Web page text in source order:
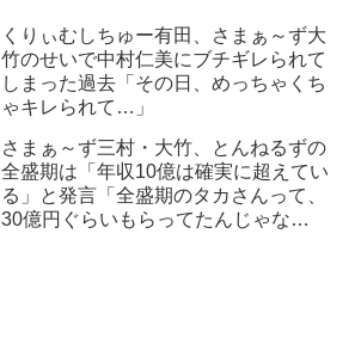
くりぃむしちゅー有田、さまぁ～ず大
竹のせいで中村仁美にブチギレられて
しまった過去「その日、めっちゃくち
ゃキレられて…」
さまぁ～ず三村・大竹、とんねるずの
全盛期は「年収10億は確実に超えてい
る」と発言「全盛期のタカさんって、
30億円ぐらいもらってたんじゃな